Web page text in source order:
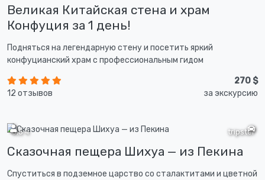
Великая Китайская стена и храм
Конфуция за 1 день!
Подняться на легендарную стену и посетить яркий
конфуцианский храм с профессиональным гидом
12 отзывов
270 $
за экскурсию
tripster
6,5 ч
Сказочная пещера Шихуа — из Пекина
Спуститься в подземное царство со сталактитами и цветной